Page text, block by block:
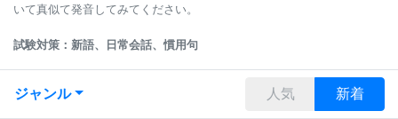
いて真似て発音してみてください。
試験対策：新語、日常会話、慣用句
ジャンル 人気 新着